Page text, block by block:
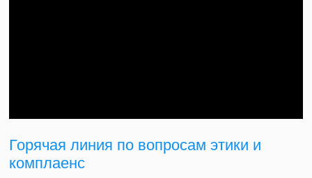
Горячая линия по вопросам этики и
комплаенс